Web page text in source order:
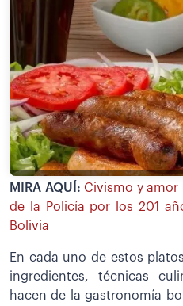
MIRA AQUÍ: Civismo y
de la Policía por los 201
Bolivia
En cada uno de estos
ingredientes, técnicas
hacen de la gastronomía